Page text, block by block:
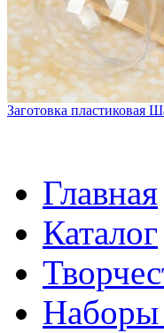
Заготовка пластиковая
Главная
Каталог
Наборы